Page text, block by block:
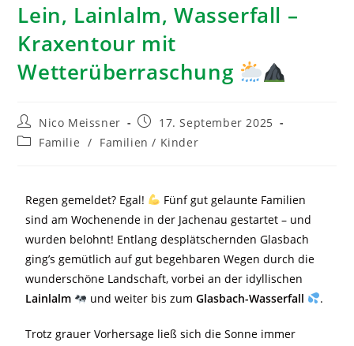
Lein, Lainlalm, Wasserfall –
Kraxentour mit
Wetterüberraschung
Nico Meissner
17. September 2025
Familie / Familien / Kinder
Regen gemeldet? Egal!
Fünf gut gelaunte Familien
sind am Wochenende in der Jachenau gestartet – und
wurden belohnt! Entlang desplätschernden Glasbach
ging’s gemütlich auf gut begehbaren Wegen durch die
wunderschöne Landschaft, vorbei an der idyllischen
Lainlalm
und weiter bis zumGlasbach-Wasserfall .
Trotz grauer Vorhersage ließ sich die Sonne immer